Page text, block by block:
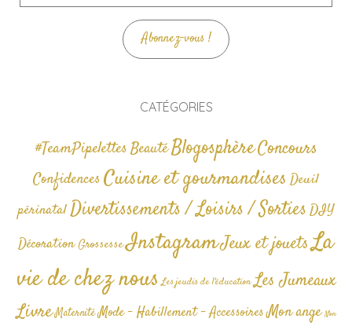
mail
Abonnez-vous !
CATÉGORIES
#TeamPipelettesBeautéBlogosphèreConcours
Confidences Cuisine et gourmandises Deuil
périnatalDivertissements / Loisirs / SortiesDIY
Décoration GrossesseInstagramJeux et jouetsLa
vie de chez nous Les jeudis de l'éducation Les Jumeaux
Livre Maternité Mode - Habillement - AccessoiresMon ange Non